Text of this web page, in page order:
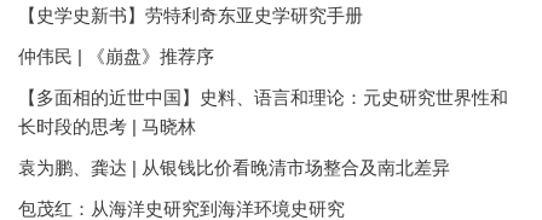
【史学史新书】劳特利奇东亚史学研究手册
仲伟民 | 《崩盘》推荐序
【多面相的近世中国】史料、语言和理论：元史研究世界性和
长时段的思考 | 马晓林
袁为鹏、龚达 | 从银钱比价看晚清市场整合及南北差异
包茂红：从海洋史研究到海洋环境史研究